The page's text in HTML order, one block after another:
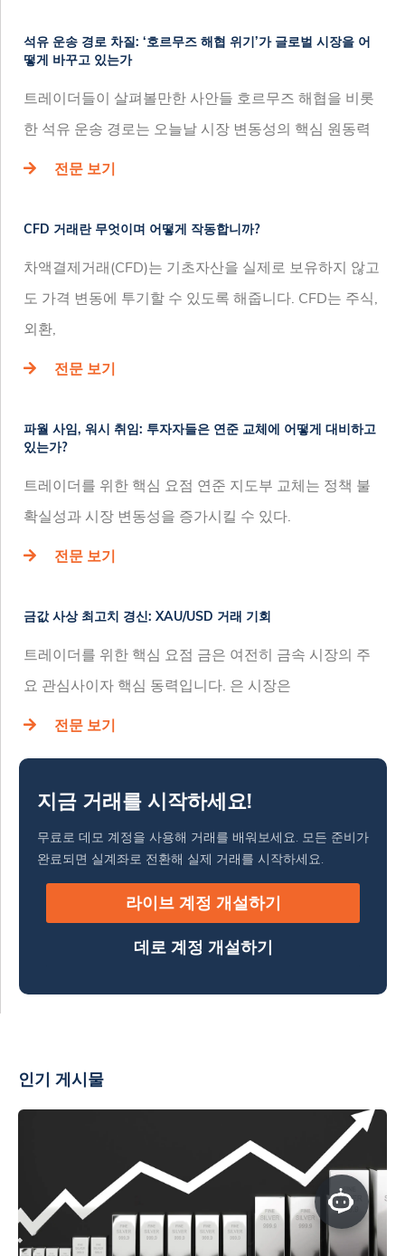
석유 운송 경로 차질: ‘호르무즈 해협 위기’가 글로벌 시장을 어
떻게 바꾸고 있는가
트레이더들이 살펴볼만한 사안들 호르무즈 해협을 비롯
한 석유 운송 경로는 오늘날 시장 변동성의 핵심 원동력
전문 보기
CFD 거래란 무엇이며 어떻게 작동합니까?
차액결제거래(CFD)는 기초자산을 실제로 보유하지 않고
도 가격 변동에 투기할 수 있도록 해줍니다. CFD는 주식,
외환,
전문 보기
파월 사임, 워시 취임: 투자자들은 연준 교체에 어떻게 대비하고
있는가?
트레이더를 위한 핵심 요점 연준 지도부 교체는 정책 불
확실성과 시장 변동성을 증가시킬 수 있다.
전문 보기
금값 사상 최고치 경신: XAU/USD 거래 기회
트레이더를 위한 핵심 요점 금은 여전히 금속 시장의 주
요 관심사이자 핵심 동력입니다. 은 시장은
전문 보기
지금 거래를 시작하세요!
무료로 데모 계정을 사용해 거래를 배워보세요. 모든 준비가
완료되면 실계좌로 전환해 실제 거래를 시작하세요.
라이브 계정 개설하기
데로 계정 개설하기
인기 게시물